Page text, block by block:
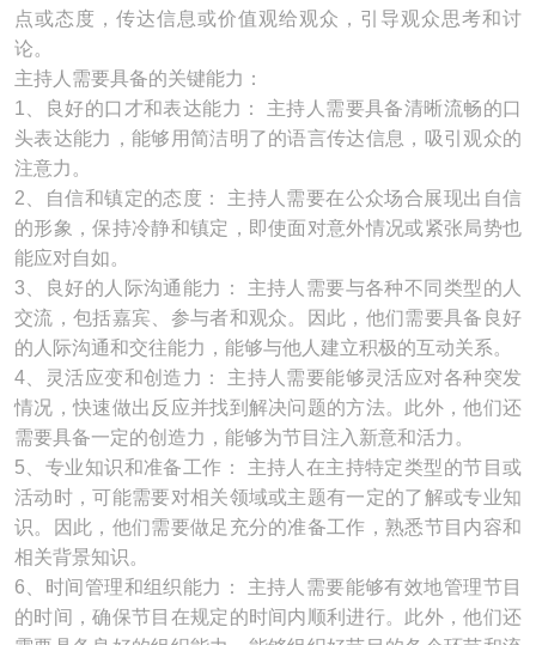
点或态度，传达信息或价值观给观众，引导观众思考和讨
论。
主持人需要具备的关键能力：
1、良好的口才和表达能力： 主持人需要具备清晰流畅的口
头表达能力，能够用简洁明了的语言传达信息，吸引观众的
注意力。
2、自信和镇定的态度： 主持人需要在公众场合展现出自信
的形象，保持冷静和镇定，即使面对意外情况或紧张局势也
能应对自如。
3、良好的人际沟通能力： 主持人需要与各种不同类型的人
交流，包括嘉宾、参与者和观众。因此，他们需要具备良好
的人际沟通和交往能力，能够与他人建立积极的互动关系。
4、灵活应变和创造力： 主持人需要能够灵活应对各种突发
情况，快速做出反应并找到解决问题的方法。此外，他们还
需要具备一定的创造力，能够为节目注入新意和活力。
5、专业知识和准备工作： 主持人在主持特定类型的节目或
活动时，可能需要对相关领域或主题有一定的了解或专业知
识。因此，他们需要做足充分的准备工作，熟悉节目内容和
相关背景知识。
6、时间管理和组织能力： 主持人需要能够有效地管理节目
的时间，确保节目在规定的时间内顺利进行。此外，他们还